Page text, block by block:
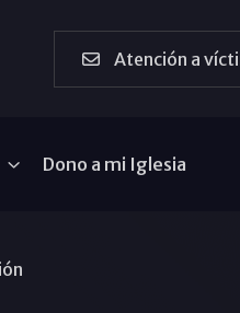
Atención a
Dono a mi Iglesia